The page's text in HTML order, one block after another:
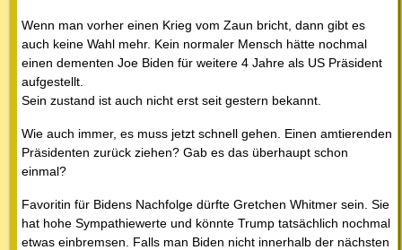
Wenn man vorher einen Krieg vom Zaun bricht, dann gibt es
auch keine Wahl mehr. Kein normaler Mensch hätte nochmal
einen dementen Joe Biden für weitere 4 Jahre als US Präsident
aufgestellt.
Sein zustand ist auch nicht erst seit gestern bekannt.
Wie auch immer, es muss jetzt schnell gehen. Einen amtierenden
Präsidenten zurück ziehen? Gab es das überhaupt schon
einmal?
Favoritin für Bidens Nachfolge dürfte Gretchen Whitmer sein. Sie
hat hohe Sympathiewerte und könnte Trump tatsächlich nochmal
etwas einbremsen. Falls man Biden nicht innerhalb der nächsten